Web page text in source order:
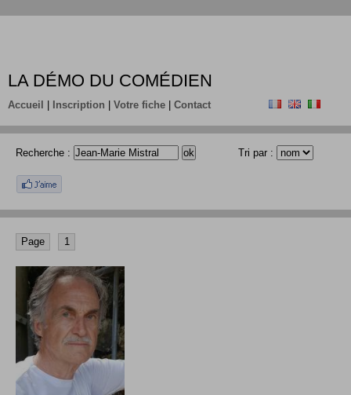
LA DÉMO DU COMÉDIEN
Accueil Inscription Votre fiche Contact
Recherche : Tri par :
Page 1